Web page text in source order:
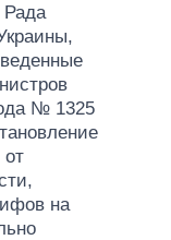
Рада
№ 1325
от
на